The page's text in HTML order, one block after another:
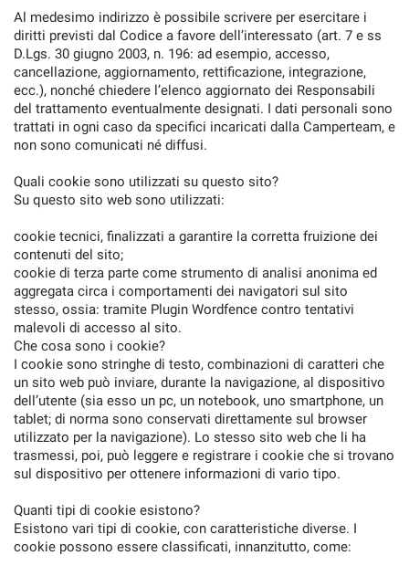
DICONO DI NOI
CONTATTI
NEWS
Al medesimo indirizzo è possibile scrivere per esercitare i
diritti previsti dal Codice a favore dell’interessato (art. 7 e ss
D.Lgs. 30 giugno 2003, n. 196: ad esempio, accesso,
cancellazione, aggiornamento, rettificazione, integrazione,
ecc.), nonché chiedere l’elenco aggiornato dei Responsabili
del trattamento eventualmente designati. I dati personali sono
trattati in ogni caso da specifici incaricati dalla Camperteam, e
non sono comunicati né diffusi.
Quali cookie sono utilizzati su questo sito?
Su questo sito web sono utilizzati:
cookie tecnici, finalizzati a garantire la corretta fruizione dei
contenuti del sito;
cookie di terza parte come strumento di analisi anonima ed
aggregata circa i comportamenti dei navigatori sul sito
stesso, ossia: tramite Plugin Wordfence contro tentativi
malevoli di accesso al sito.
Che cosa sono i cookie?
I cookie sono stringhe di testo, combinazioni di caratteri che
un sito web può inviare, durante la navigazione, al dispositivo
dell’utente (sia esso un pc, un notebook, uno smartphone, un
tablet; di norma sono conservati direttamente sul browser
utilizzato per la navigazione). Lo stesso sito web che li ha
trasmessi, poi, può leggere e registrare i cookie che si trovano
sul dispositivo per ottenere informazioni di vario tipo.
Quanti tipi di cookie esistono?
Esistono vari tipi di cookie, con caratteristiche diverse. I
cookie possono essere classificati, innanzitutto, come:
offrire
le
funzionalità
e
svolgere
le
attività
di
seguito
descritte.
Per
ottenere
maggiori
informazioni
sull'utilità
e
sul
funzionamento
di
questi
strumenti
di
tracciamento
si
rimanda
alla
cookie
policy.
Puoi
rivedere
e